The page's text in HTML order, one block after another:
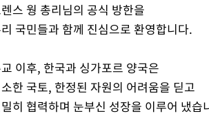
스 웡 총리님의 공식 방한을
국민들과 함께 진심으로 환영합니다.
이후, 한국과 싱가포르 양국은
한 국토, 한정된 자원의 어려움을 딛고
히 협력하며 눈부신 성장을 이루어 냈습